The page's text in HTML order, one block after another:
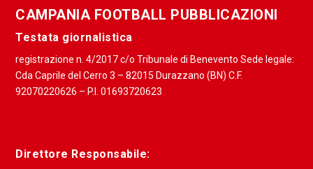
CAMPANIA FOOTBALL PUBBLICAZIONI
Testata giornalistica
registrazione n. 4/2017 c/o Tribunale di Benevento Sede legale:
Cda Caprile del Cerro 3 – 82015 Durazzano (BN) C.F.
92070220626 – P.I. 01693720623
Direttore Responsabile: